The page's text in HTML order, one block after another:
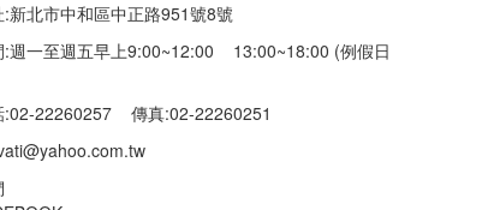
新北市中和區中正路951號8號
:週一至週五早上9:00~12:00 13:00~18:00 (例假日
:02-22260257 傳真:02-22260251